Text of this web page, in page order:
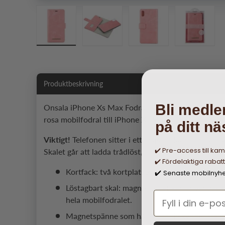
Produktbeskrivning
Onsala iPhone Xs Max Fodral Fashion Edition
rosa mobilfodral till iPhone Xs Max.
Viktigt! Telefonen sitter i ett magnetskal som kan
Skalet går att ladda trådlöst, och en 15w-laddare
Kortfack: två kortplatser samt en sedelficka.
Löstagbart skal: magnetskalet kan användas
hela mobilfodralet.
Magnetspänne som håller mobilskyddet
Bli
på ditt
✔️ Pre-access till
✔️ Fördelaktiga
✔️ Senaste